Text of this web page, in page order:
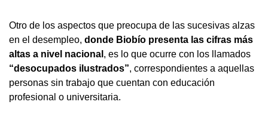
Otro de los aspectos que preocupa de las sucesivas alzas
en el desempleo, donde Biobío presenta las cifras más
altas a nivel nacional , es lo que ocurre con los llamados
“desocupados ilustrados”, correspondientes a aquellas
personas sin trabajo que cuentan con educación
profesional o universitaria.